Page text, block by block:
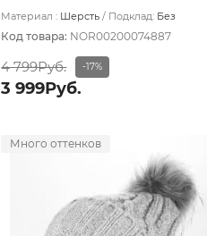
Материал : Шерсть Подклад: Без
Код товара: NOR00200074887
4 799Руб. -17%
3 999Руб.
Много оттенков